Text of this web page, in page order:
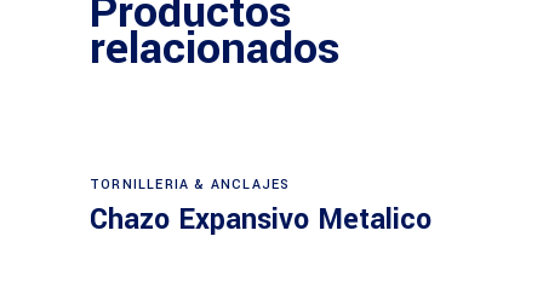
relacionados
TORNILLERIA & ANCLAJES
Chazo Expansivo Metalico